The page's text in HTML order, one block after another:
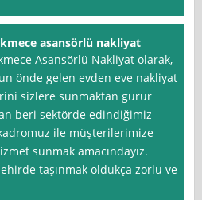
asansörlü nakliyat
Asansörlü Nakliyat olarak,
önde gelen evden eve nakliyat
sizlere sunmaktan gurur
beri sektörde edindiğimiz
ile müşterilerimize
sunmak amacındayız.
taşınmak oldukça zorlu ve